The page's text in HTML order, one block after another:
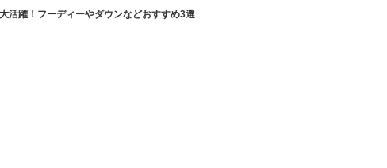
活躍！フーディーやダウンなどおすすめ3選